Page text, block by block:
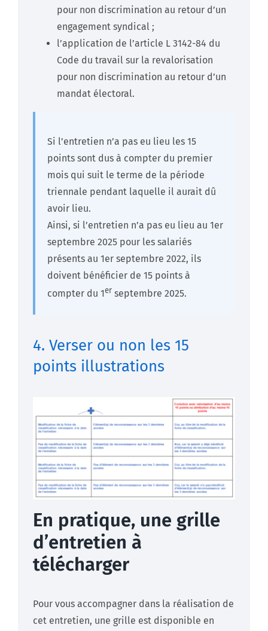
pour non discrimination au retour d’un
engagement syndical ;
l’application de l’article L 3142-84 du
Code du travail sur la revalorisation
pour non discrimination au retour d’un
mandat électoral.
Si l’entretien n’a pas eu lieu les 15
points sont dus à compter du premier
mois qui suit le terme de la période
triennale pendant laquelle il aurait dû
avoir lieu.
Ainsi, si l’entretien n’a pas eu lieu au 1er
septembre 2025 pour les salariés
présents au 1er septembre 2022, ils
doivent bénéficier de 15 points à
compter du 1er septembre 2025.
4. Verser ou non les 15
points illustrations
En pratique, une grille
d’entretien à
télécharger
Pour vous accompagner dans la réalisation de
cet entretien, une grille est disponible en